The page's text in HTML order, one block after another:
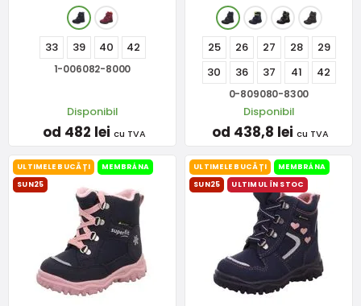
33 39 40 42
1-006082-8000
Disponibil
od 482 lei cu TVA
25 26 27 28
29
30
36 37 41 42
0-809080-8300
Disponibil
od 438,8 lei cu TVA
ULTIMELE BUCĂȚI
MEMBRÁNA
SUN25
ULTIMELE BUCĂȚI
MEMBRÁNA
SUN25
ULTIMUL ÎN STOC